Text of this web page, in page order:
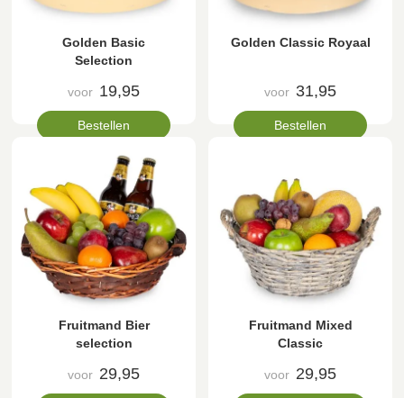
Golden Basic
Selection
voor 19,95
Bestellen
Golden Classic Royaal
voor 31,95
Bestellen
Fruitmand Bier
selection
voor 29,95
Fruitmand Mixed
Classic
voor 29,95